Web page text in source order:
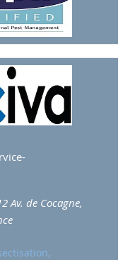
Av. de Cocagne,